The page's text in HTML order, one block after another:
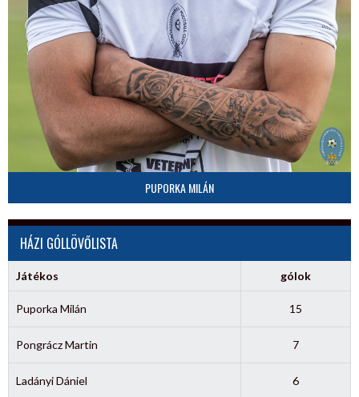
PUPORKA MILÁN
HÁZI GÓLLÖVŐLISTA
Játékos gólok
Puporka Milán 15
Pongrácz Martin 7
Ladányi Dániel 6